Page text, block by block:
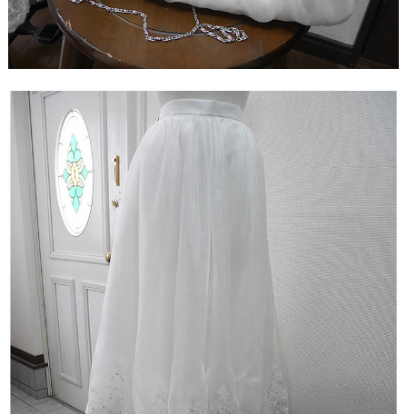
ード
【ドレスリメイク】セレモニーバッグ＆ポーチ
【ドレスリメイク】夢みるフリルのベビードレス
【ドレスリメイク】ダッフィーとシェリーメイのウ
ェディングドレス
【ドレスリメイク】豪華レースのミニチュアドレス
【ドレスリメイク】オーバードレス付きのベビード
レス
【ドレスリメイク】バッグ＆ポーチとフォトスタン
ド
【ドレスリメイク】シフォンオーガンジーのベビー
ドレス